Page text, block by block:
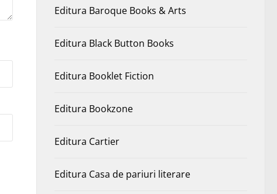
Editura Baroque Books & Arts
Editura Black Button Books
Editura Booklet Fiction
Editura Bookzone
Editura Cartier
Editura Casa de pariuri literare